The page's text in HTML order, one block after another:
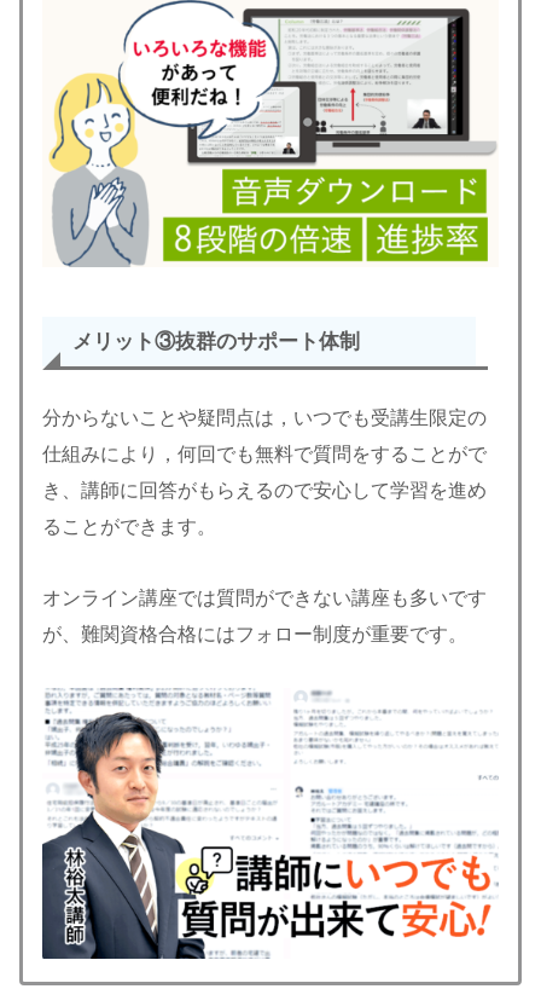
メリット③抜群のサポート体制
分からないことや疑問点は，いつでも受講生限定の
仕組みにより，何回でも無料で質問をすることがで
き、講師に回答がもらえるので安心して学習を進め
ることができます。
オンライン講座では質問ができない講座も多いです
が、難関資格合格にはフォロー制度が重要です。